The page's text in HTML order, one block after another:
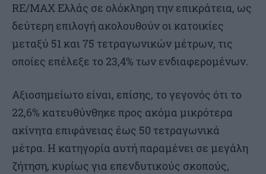
RE/MAX Ελλάς σε ολόκληρη την επικράτεια, ως
δεύτερη επιλογή ακολουθούν οι κατοικίες
μεταξύ 51 και 75 τετραγωνικών μέτρων, τις
οποίες επέλεξε το 23,4% των ενδιαφερομένων.
Αξιοσημείωτο είναι, επίσης, το γεγονός ότι το
22,6% κατευθύνθηκε προς ακόμα μικρότερα
ακίνητα επιφάνειας έως 50 τετραγωνικά
μέτρα. Η κατηγορία αυτή παραμένει σε μεγάλη
ζήτηση, κυρίως για επενδυτικούς σκοπούς,